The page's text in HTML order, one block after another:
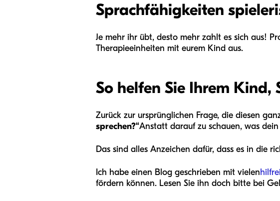
Sprachfähigkeiten
Je mehr ihr übt, desto mehr zahlt es sich aus!
Therapieeinheiten mit eurem Kind aus.
So helfen Sie Ihrem Kind,
Zurück zur ursprünglichen Frage, die diesen
sprechen?“Anstatt darauf zu schauen, was
Das sind alles Anzeichen dafür, dass es in die
Ich habe einen Blog geschrieben mit vielen
fördern können. Lesen Sie ihn doch bitte bei